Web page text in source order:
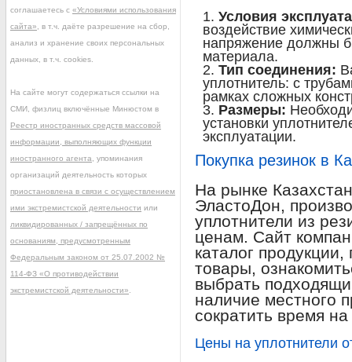
Условия
воздействие
напряжение должны
материала.
Тип соединения:
уплотнитель: с
рамках сложных
Размеры:
установки
эксплуатации.
Покупка резинок в
На рынке
ЭластоДон,
уплотнители из
ценам. Сайт
каталог
товары,
выбрать
наличие местного
сократить время
Цены на уплотнители
соглашаетесь с «Условиями использования
сайта» , в т.ч. даёте разрешение на сбор,
анализ и хранение своих персональных
данных, в т.ч. cookies.
На сайте могут содержаться ссылки на
СМИ, физлиц включённые Минюстом в
Реестр иностранных средств массовой
информации, выполняющих функции
иностранного агента , упоминания
организаций деятельность которых
приостановлена в связи с осуществлением
ими экстремистской деятельности или
ликвидированных / запрещённых по
основаниям, предусмотренным
Федеральным законом от 25.07.2002 №
114-ФЗ «О противодействии
экстремистской деятельности»